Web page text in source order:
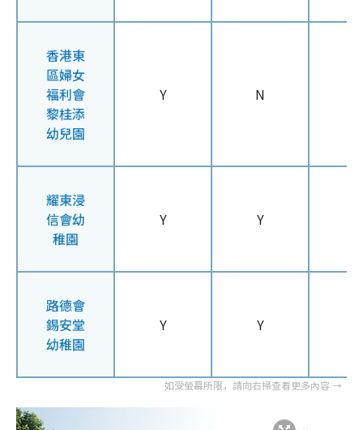
香港東
區婦女
福利會
黎桂添
幼兒園
Y N
耀東浸
信會幼
稚園
Y Y
路德會
錫安堂
幼稚園
Y Y